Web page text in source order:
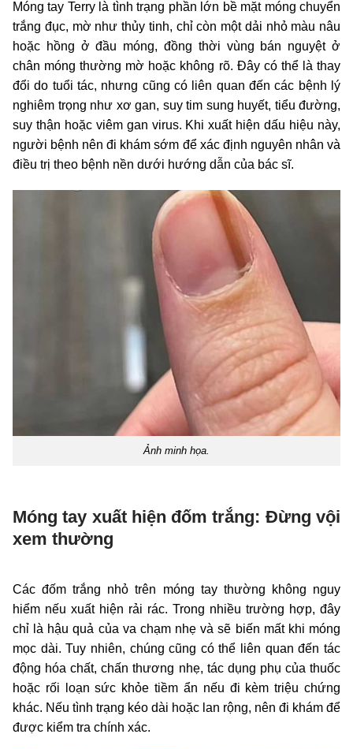
Móng tay Terry là tình trạng phần lớn bề mặt móng chuyển
trắng đục, mờ như thủy tinh, chỉ còn một dải nhỏ màu nâu
hoặc hồng ở đầu móng, đồng thời vùng bán nguyệt ở
chân móng thường mờ hoặc không rõ. Đây có thể là thay
đổi do tuổi tác, nhưng cũng có liên quan đến các bệnh lý
nghiêm trọng như xơ gan, suy tim sung huyết, tiểu đường,
suy thận hoặc viêm gan virus. Khi xuất hiện dấu hiệu này,
người bệnh nên đi khám sớm để xác định nguyên nhân và
điều trị theo bệnh nền dưới hướng dẫn của bác sĩ.
Ảnh minh họa.
Móng tay xuất hiện đốm trắng: Đừng vội
xem thường
Các đốm trắng nhỏ trên móng tay thường không nguy
hiểm nếu xuất hiện rải rác. Trong nhiều trường hợp, đây
chỉ là hậu quả của va chạm nhẹ và sẽ biến mất khi móng
mọc dài. Tuy nhiên, chúng cũng có thể liên quan đến tác
động hóa chất, chấn thương nhẹ, tác dụng phụ của thuốc
hoặc rối loạn sức khỏe tiềm ẩn nếu đi kèm triệu chứng
khác. Nếu tình trạng kéo dài hoặc lan rộng, nên đi khám để
được kiểm tra chính xác.